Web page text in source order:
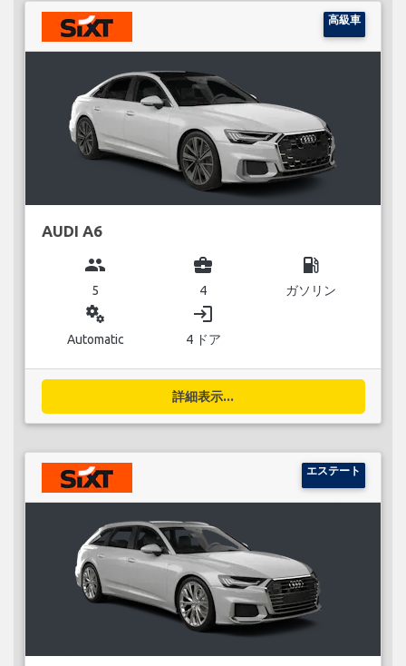
高級車
AUDI A6
group
5
business_center
4
local_gas_station
ガソリン
miscellaneous_services
Automatic
login
4 ドア
詳細表示...
エステート